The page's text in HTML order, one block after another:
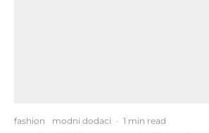
fashion modni dodaci · 1 min read